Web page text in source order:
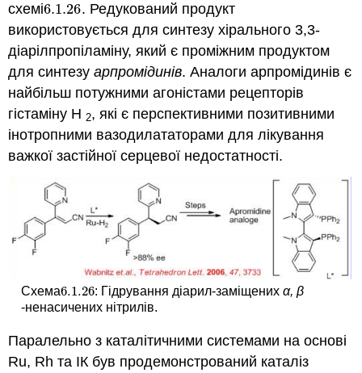
схемі6.1.26
6.1.26. Редукований продукт
використовується для синтезу хірального 3,3-
діарілпропіламіну, який є проміжним продуктом
для синтезуарпромідинів. Аналоги арпромідинів є
найбільш потужними агоністами рецепторів
гістаміну Н 2, які є перспективними позитивними
інотропними вазодилататорами для лікування
важкої застійної серцевої недостатності.
Схема6.1.26
6.1.26: Гідрування діарил-заміщенихα, β
-ненасичених нітрилів.
Паралельно з каталітичними системами на основі
Ru, Rh та ІК був продемонстрований каталіз